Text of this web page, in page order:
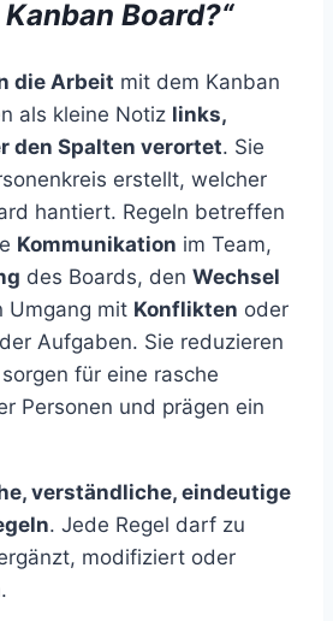
Board?“
die Arbeit mit dem Kanban
als kleine Notiz links,
den Spalten verortet. Sie
erstellt, welcher
hantiert. Regeln betreffen
Kommunikation im Team,
des Boards, den Wechsel
Umgang mit Konflikten oder
der Aufgaben. Sie reduzieren
für eine rasche
Personen und prägen ein
verständliche, eindeutige
. Jede Regel darf zu
modifiziert oder